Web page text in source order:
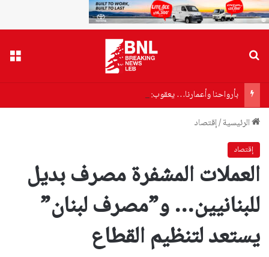
الرئيسية/إقتصاد
إقتصاد
العملات المشفرة مصرف بديل
للبنانيين… و”مصرف لبنان”
يستعد لتنظيم القطاع